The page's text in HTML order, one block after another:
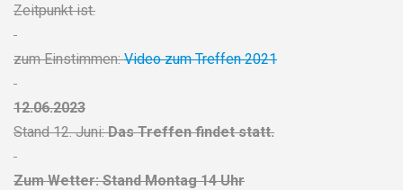
Zeitpunkt ist.
zum Einstimmen:Video zum Treffen 2021
12.06.2023
Stand 12. Juni:Das Treffen findet statt.
Zum Wetter: Stand Montag 14 Uhr